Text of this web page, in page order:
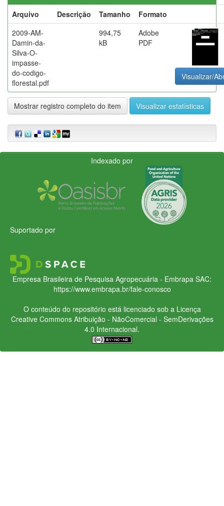
Arquivo
Descrição Tamanho
Formato
2009-AM-
Damin-da-
Silva-O-
impasse-
do-codigo-
florestal.pdf
994,75
kB
Adobe
PDF
Visualizar/
Mostrar registro completo do item Visualizar estatísticas
Indexado por
Suportado por
Empresa Brasileira de Pesquisa Agropecuária - Embrapa SAC:
https://www.embrapa.br/fale-conosco
O conteúdo do repositório está licenciado sob a Licença
Creative CommonsAtribuição - NãoComercial - SemDerivações
4.0 Internacional.